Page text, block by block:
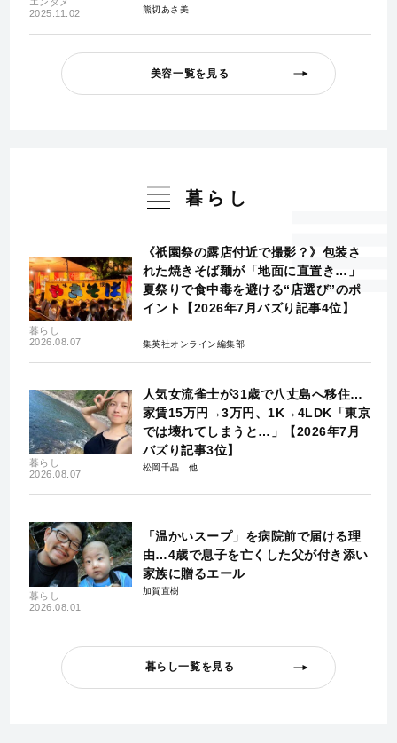
エンタメ
2025.11.02
熊切あさ美
美容一覧を見る
暮らし
暮らし
2026.08.07
《祇園祭の露店付近で撮影？》包装さ
れた焼きそば麺が「地面に直置き…」
夏祭りで食中毒を避ける“店選び”のポ
イント【2026年7月バズり記事4位】
集英社オンライン編集部
暮らし
2026.08.07
人気女流雀士が31歳で八丈島へ移住…
家賃15万円→3万円、1K→4LDK「東京
では壊れてしまうと…」【2026年7月
バズり記事3位】
松岡千晶
暮らし
2026.08.01
「温かいスープ」を病院前で届ける理
由…4歳で息子を亡くした父が付き添い
家族に贈るエール
加賀直樹
暮らし一覧を見る